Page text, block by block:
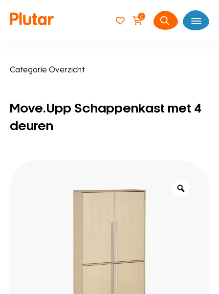
0
Zoeken
Open
Categorie Overzicht
Move.Upp Schappenkast met 4
deuren